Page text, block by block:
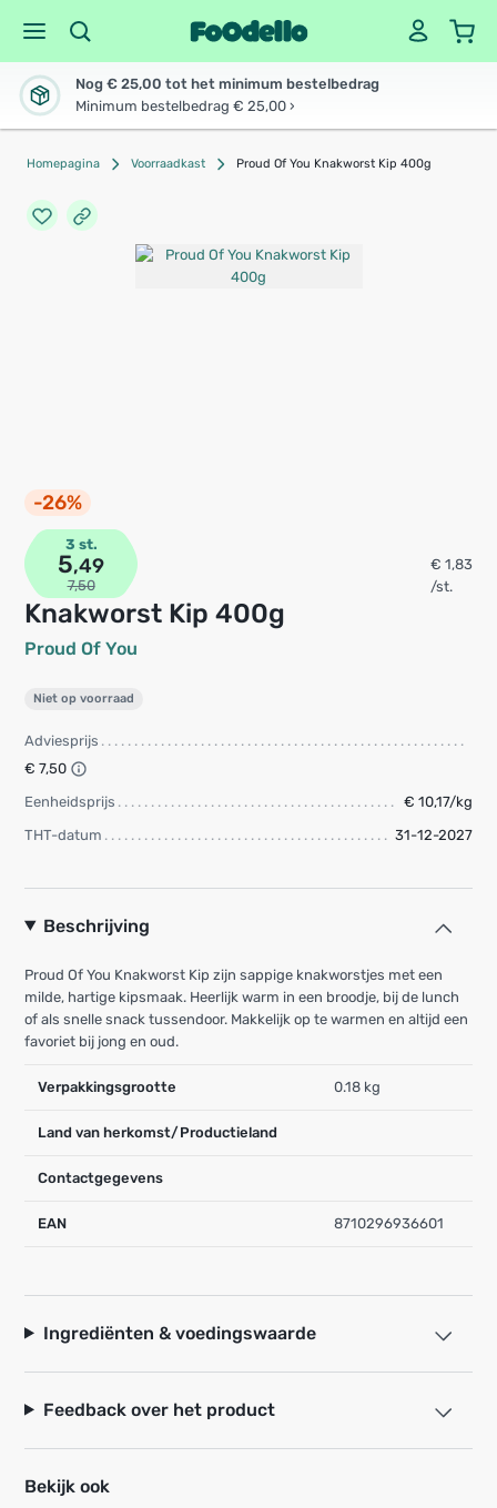
Nog € 25,00 tot het minimum bestelbedrag
Minimum bestelbedrag € 25,00 ›
Homepagina Voorraadkast Proud Of You Knakworst Kip 400g
-26%
Knakworst Kip 400g
Proud Of You
3 st.
5,49
7,50
€ 1,83
/st.
Niet op voorraad
Adviesprijs
€ 7,50
Eenheidsprijs
€ 10,17/kg
THT-datum
31-12-2027
Beschrijving
Proud Of You Knakworst Kip zijn sappige knakworstjes met een
milde, hartige kipsmaak. Heerlijk warm in een broodje, bij de lunch
of als snelle snack tussendoor. Makkelijk op te warmen en altijd een
favoriet bij jong en oud.
Verpakkingsgrootte 0.18 kg
Land van herkomst/Productieland
Contactgegevens
EAN 8710296936601
Ingrediënten & voedingswaarde
Feedback over het product
Bekijk ook